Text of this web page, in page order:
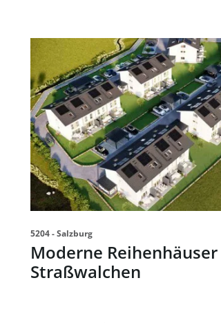
Link zur Seite Moderne
5204 - Salzburg
Moderne
Straßwalchen